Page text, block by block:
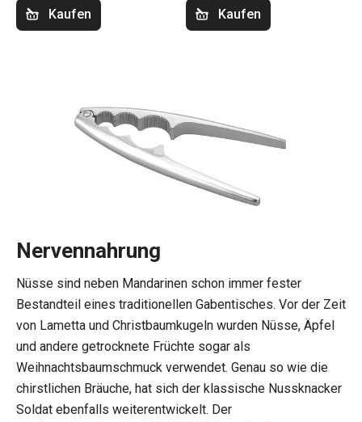
Kaufen Kaufen
Nervennahrung
Nüsse sind neben Mandarinen schon immer fester
Bestandteil eines traditionellen Gabentisches. Vor der Zeit
von Lametta und Christbaumkugeln wurden Nüsse, Äpfel
und andere getrocknete Früchte sogar als
Weihnachtsbaumschmuck verwendet. Genau so wie die
chirstlichen Bräuche, hat sich der klassische Nussknacker
Soldat ebenfalls weiterentwickelt. Der